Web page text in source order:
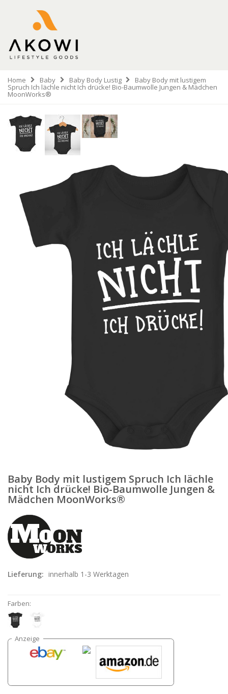
Home Baby Baby Body Lustig Baby Body mit lustigem
Spruch Ich lächle nicht Ich drücke! Bio-Baumwolle Jungen & Mädchen
MoonWorks®
Baby Body mit lustigem Spruch Ich lächle
nicht Ich drücke! Bio-Baumwolle Jungen &
Mädchen MoonWorks®
Lieferung: innerhalb 1-3 Werktagen
Farben: